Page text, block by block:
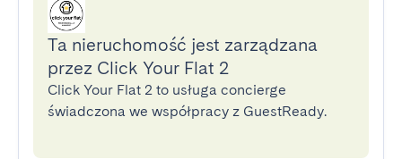
Ta nieruchomość jest zarządzana
przez Click Your Flat 2
Click Your Flat 2 to usługa concierge
świadczona we współpracy z GuestReady.